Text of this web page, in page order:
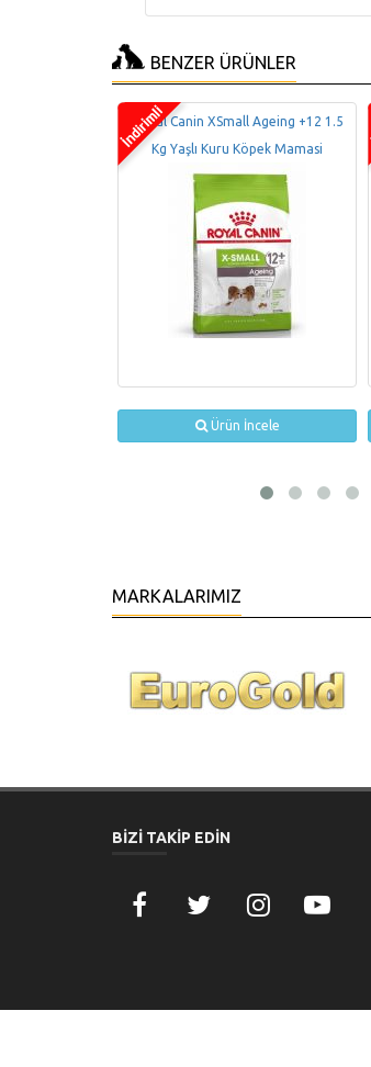
BENZER ÜRÜNLER
Royal Canin XSmall Ageing +12 1.5
Kg Yaşlı Kuru Köpek Mamasi
Ürün İncele
MARKALARIMIZ
BİZİ TAKİP EDİN